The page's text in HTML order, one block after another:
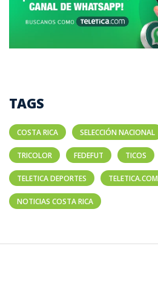
TAGS
COSTA RICA SELECCIÓN NACIONAL
TRICOLOR FEDEFUT TICOS
TELETICA DEPORTES TELETICA.COM
NOTICIAS COSTA RICA